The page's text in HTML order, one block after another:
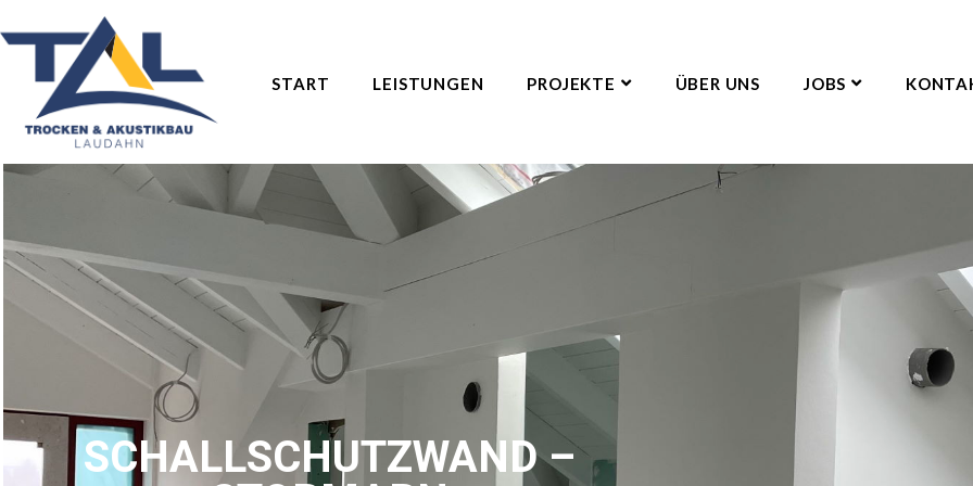
START LEISTUNGEN PROJEKTE ÜBER UNS JOBS
SCHALLSCHUTZWAND –